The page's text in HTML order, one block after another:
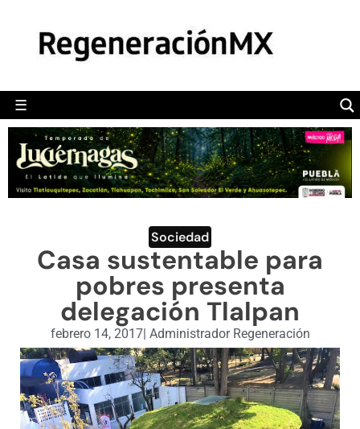
☰
POLÍTICA
CAMALEÓN
OPINIÓN
DEPORTES
ENGLISH SECTION
VIDEOS
Sociedad
Casa sustentable para
pobres presenta
delegación Tlalpan
febrero 14, 2017| Administrador Regeneración